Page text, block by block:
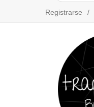
Registrarse